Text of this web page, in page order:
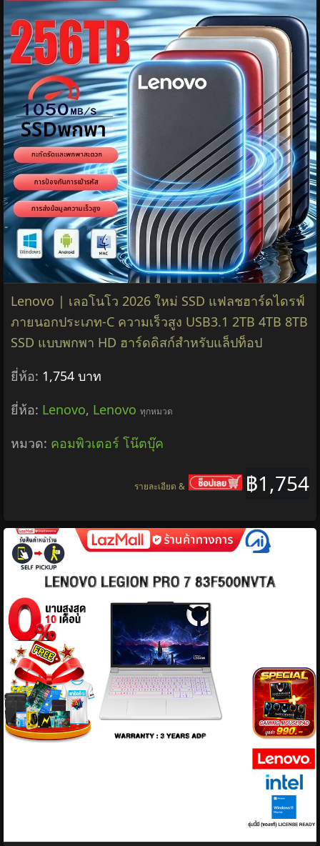
Lenovo | เลอโนโว 2026 ใหม่ SSD แฟลชฮาร์ดไดรฟ์
ภายนอกประเภท-C ความเร็วสูง USB3.1 2TB 4TB 8TB
SSD แบบพกพา HD ฮาร์ดดิสก์สำหรับแล็ปท็อป
ยี่ห้อ: 1,754 บาท
ยี่ห้อ: Lenovo, Lenovo ทุกหมวด
หมวด: คอมพิวเตอร์ โน๊ตบุ๊ค
฿1,754
รายละเอียด &